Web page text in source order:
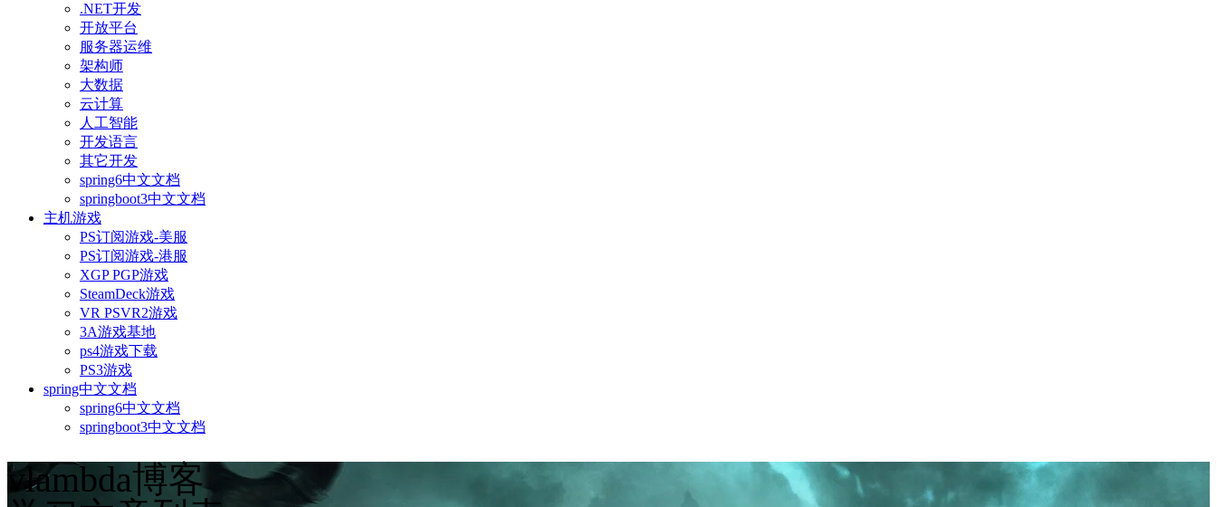
.NET开发
开放平台
服务器运维
架构师
大数据
云计算
人工智能
开发语言
其它开发
spring6中文文档
springboot3中文文档
主机游戏
PS订阅游戏-美服
PS订阅游戏-港服
XGP PGP游戏
SteamDeck游戏
VR PSVR2游戏
3A游戏基地
ps4游戏下载
PS3游戏
spring中文文档
spring6中文文档
springboot3中文文档
vlambda博客